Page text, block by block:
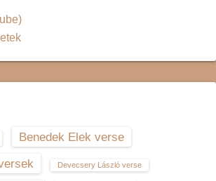
Benedek Elek verse
Devecsery László verse